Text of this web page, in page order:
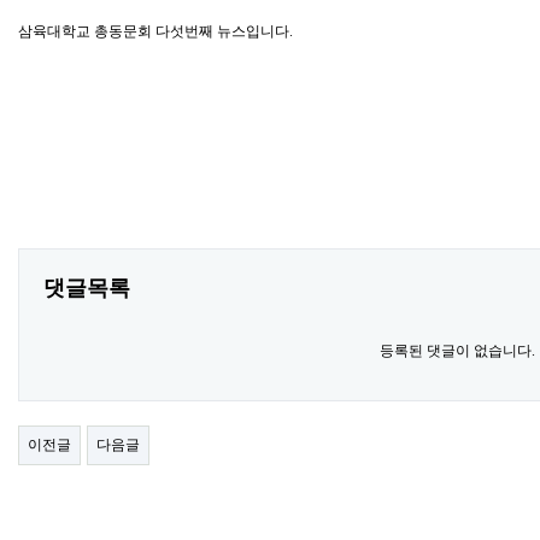
삼육대학교 총동문회 다섯번째 뉴스입니다.
댓글목록
등록된 댓글이 없습니다.
이전글 다음글